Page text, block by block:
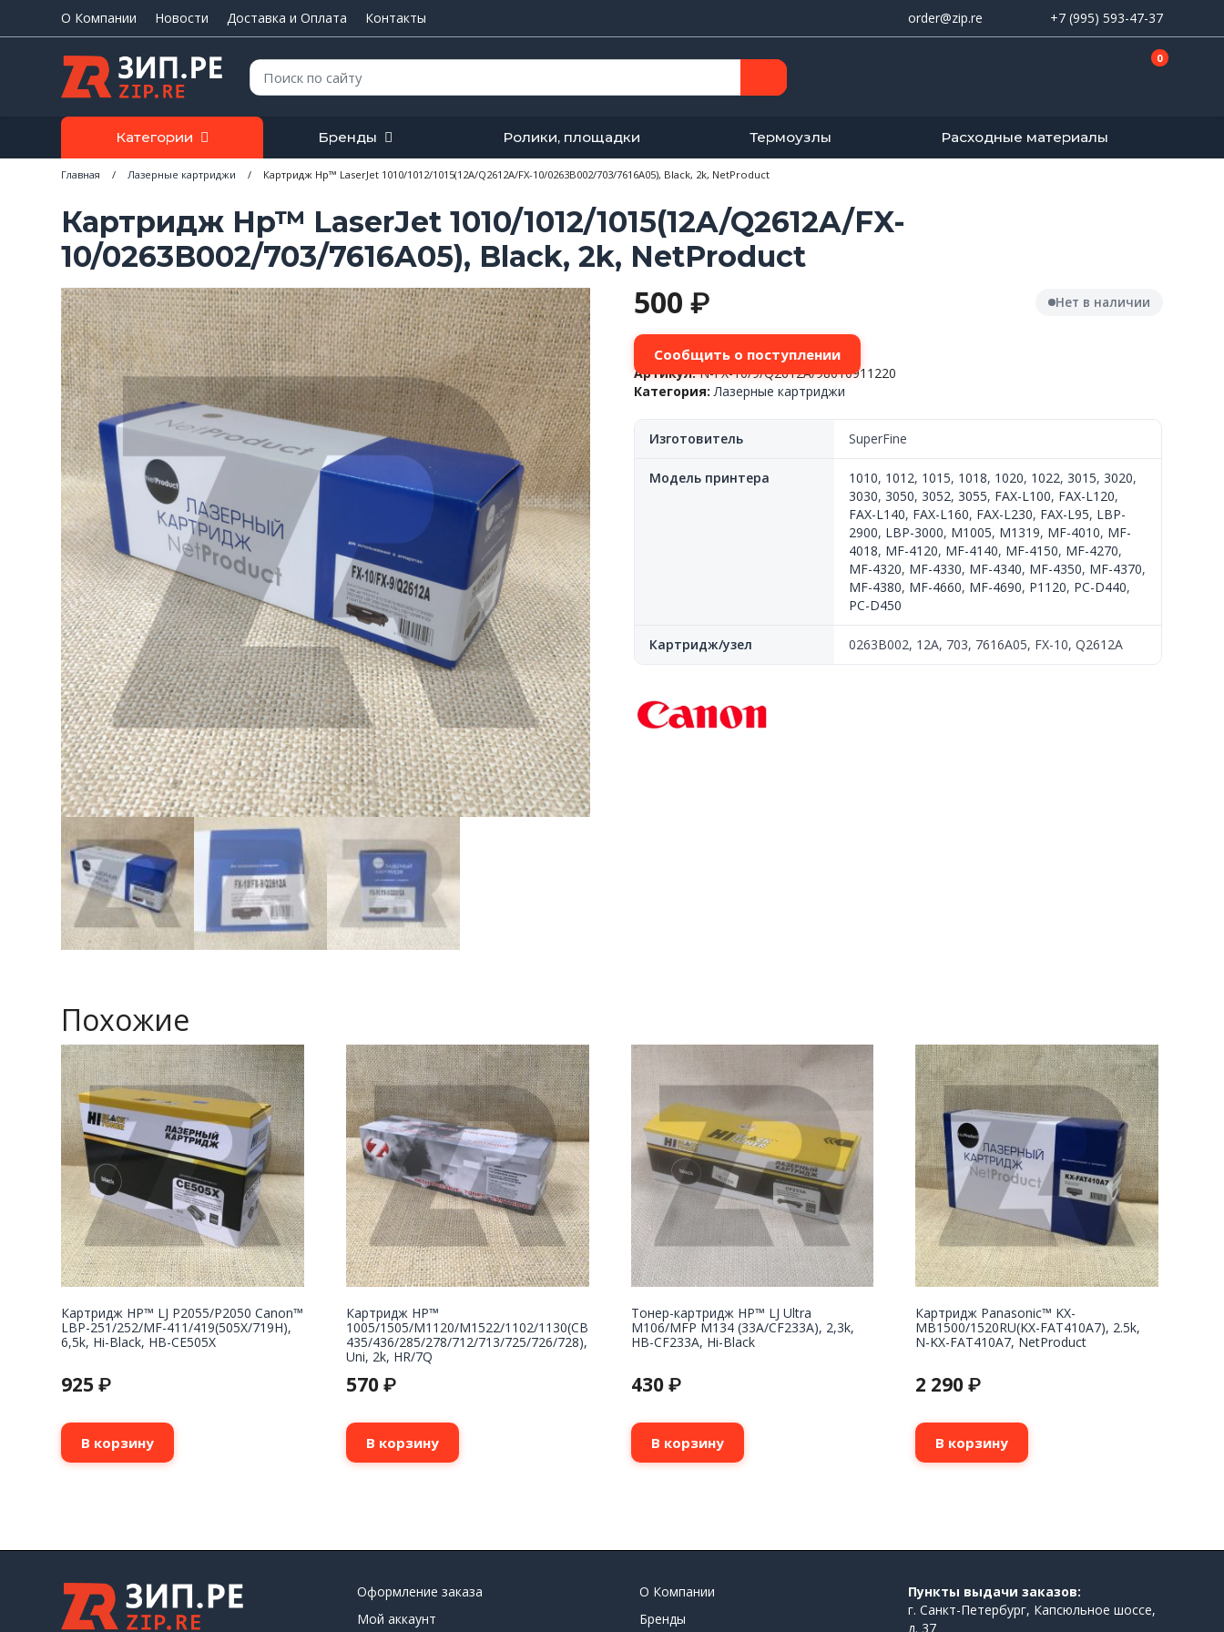
О Компании Новости Доставка и Оплата Контакты order@zip.re +7 (995) 593-47-37
Поиск: 0
Категории Бренды Ролики, площадки Термоузлы Расходные материалы
Главная / Лазерные картриджи / Картридж Нp™ LaserJet 1010/1012/1015(12A/Q2612A/FX-10/0263B002/703/7616A05), Black, 2k, NetProduct
Картридж Нp™ LaserJet 1010/1012/1015(12A/Q2612A/FX-
10/0263B002/703/7616A05), Black, 2k, NetProduct
500₽ Нет в наличии
Сообщить о поступлении
Артикул:N-FX-10/9/Q2612A/98010911220
Категория: Лазерные картриджи
Изготовитель SuperFine
Модель принтера 1010, 1012, 1015, 1018, 1020, 1022,3015,3020,
3030,3050,3052,3055, FAX-L100, FAX-L120,
FAX-L140, FAX-L160, FAX-L230, FAX-L95, LBP-
2900, LBP-3000, M1005, M1319, MF-4010, MF-
4018, MF-4120, MF-4140, MF-4150, MF-4270,
MF-4320, MF-4330, MF-4340, MF-4350, MF-4370,
MF-4380, MF-4660, MF-4690, P1120, PC-D440,
PC-D450
Картридж/узел 0263B002, 12A, 703, 7616A05, FX-10, Q2612A
Похожие
Картридж НР™ LJ P2055/P2050 Canon™
LBP-251/252/MF-411/419(505X/719H),
6,5k, Hi-Black, HB-CE505X
925 ₽
В корзину
Картридж НР™
1005/1505/M1120/M1522/1102/1130(CB
435/436/285/278/712/713/725/726/728),
Uni, 2k, HR/7Q
570 ₽
В корзину
Тонер-картридж HP™ LJ Ultra
M106/MFP M134 (33A/CF233A), 2,3k,
HB-CF233A, Hi-Black
430 ₽
В корзину
Картридж Panasonic™ KX-
MB1500/1520RU(KX-FAT410A7), 2.5k,
N-KX-FAT410A7, NetProduct
2 290₽
В корзину
Оформление заказа
Мой аккаунт
О Компании
Бренды
Пункты выдачи заказов:
г. Санкт-Петербург, Капсюльное шоссе,
д. 37